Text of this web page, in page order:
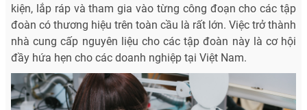
kiện, lắp ráp và tham gia vào từng công đoạn cho các tập
đoàn có thương hiệu trên toàn cầu là rất lớn. Việc trở thành
nhà cung cấp nguyên liệu cho các tập đoàn này là cơ hội
đầy hứa hẹn cho các doanh nghiệp tại Việt Nam.